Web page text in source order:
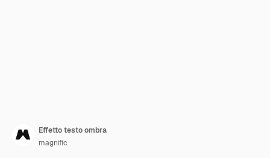
Effetto testo ombra
magnific